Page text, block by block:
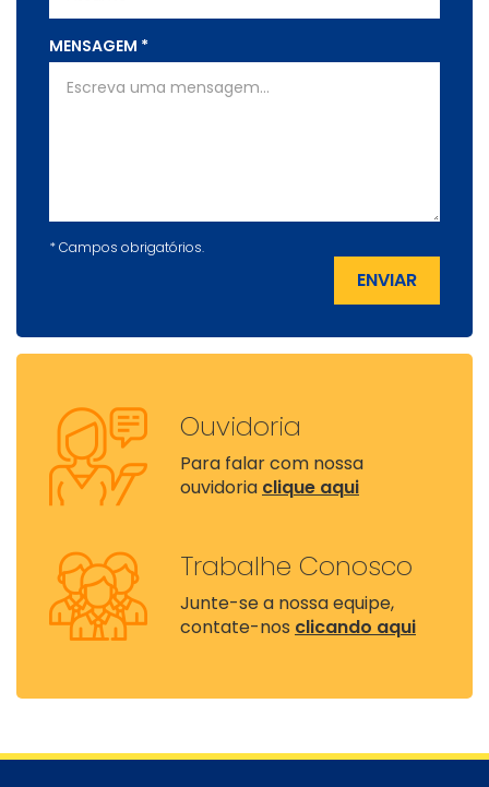
MENSAGEM *
*Campos obrigatórios.
ENVIAR
Ouvidoria
Para falar com nossa
ouvidoria clique aqui
Trabalhe Conosco
Junte-se a nossa equipe,
contate-nos clicando aqui